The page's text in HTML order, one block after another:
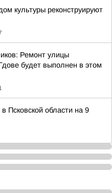
культуры реконструируют
Ремонт улицы
будет выполнен в этом
Псковской области на 9